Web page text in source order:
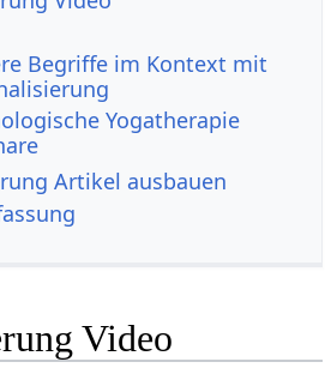
Begriffe im Kontext mit
Yogatherapie
Rationalisierung‏‎ Artikel ausbauen
Rationalisierung‏‎ Video